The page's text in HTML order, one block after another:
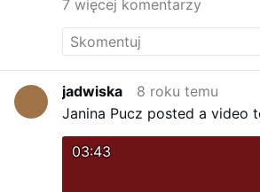
7 więcej komentarzy
jadwiska
8 roku temu
Janina Pucz posted a video
03:43